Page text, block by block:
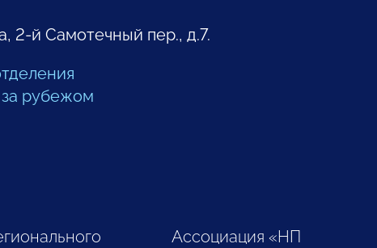
2-й Самотечный пер., д.7.
рубежом
Ассоциация «НП